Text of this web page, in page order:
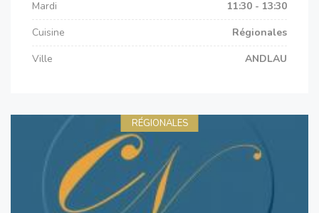
Mardi
11:30 - 13:30
Cuisine
Régionales
Ville
ANDLAU
RÉGIONALES